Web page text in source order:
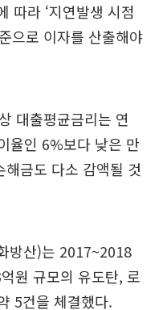
따라 ‘지연발생 시점
으로 이자를 산출해야
대출평균금리는 연
율인 6%보다 낮은 만
금도 다소 감액될 것
방산)는 2017~2018
원 규모의 유도탄, 로
5건을 체결했다.